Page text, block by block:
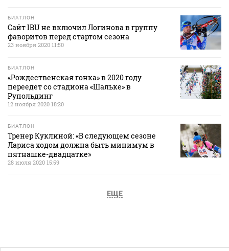
БИАТЛОН
Сайт IBU не включил Логинова в группу
фаворитов перед стартом сезона
23 ноября 2020 11:50
БИАТЛОН
«Рождественская гонка» в 2020 году
переедет со стадиона «Шальке» в
Рупольдинг
12 ноября 2020 18:20
БИАТЛОН
Тренер Куклиной: «В следующем сезоне
Лариса ходом должна быть минимум в
пятнашке-двадцатке»
28 июля 2020 15:59
ЕЩЕ